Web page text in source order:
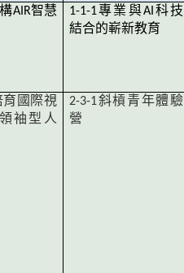
AIR智慧 1-1-1專業與AI科技
結合的嶄新教育
育國際視
袖型人
2-3-1斜槓青年體驗
營